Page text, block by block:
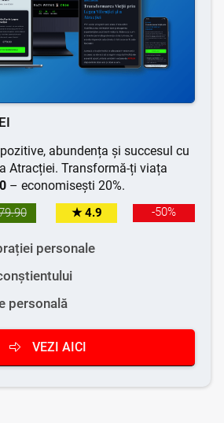
abundența și succesul cu
Atracției. Transformă-ți viața
– economisești 20%.
★ 4.9 -50%
personale
personală
VEZI AICI